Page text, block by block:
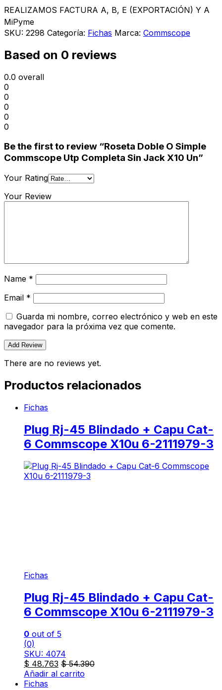
REALIZAMOS FACTURA A, B, E (EXPORTACIÓN) Y A
MiPyme
SKU: 2298 Categoría: Fichas Marca: Commscope
Based on 0 reviews
0.0 overall
0
0
0
0
0
Be the first to review “Roseta Doble O Simple
Commscope Utp Completa Sin Jack X10 Un”
Your Rating
Your Review
Name *
Email *
Guarda mi nombre, correo electrónico y web en este
navegador para la próxima vez que comente.
There are no reviews yet.
Productos relacionados
Fichas
Plug Rj-45 Blindado + Capu Cat-
6 Commscope X10u 6-2111979-3
Fichas
Plug Rj-45 Blindado + Capu Cat-
6 Commscope X10u 6-2111979-3
0 out of 5
(0)
SKU: 4074
$ 48.763 $54.390
Añadir al carrito
Fichas